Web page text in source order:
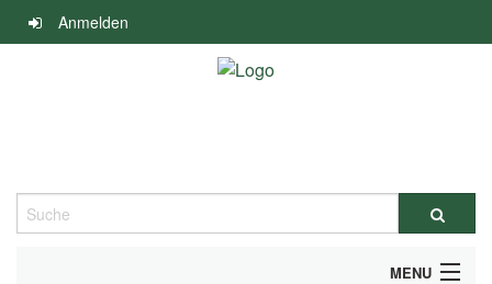
Navigation
überspringen
Anmelden
Suche
MENU